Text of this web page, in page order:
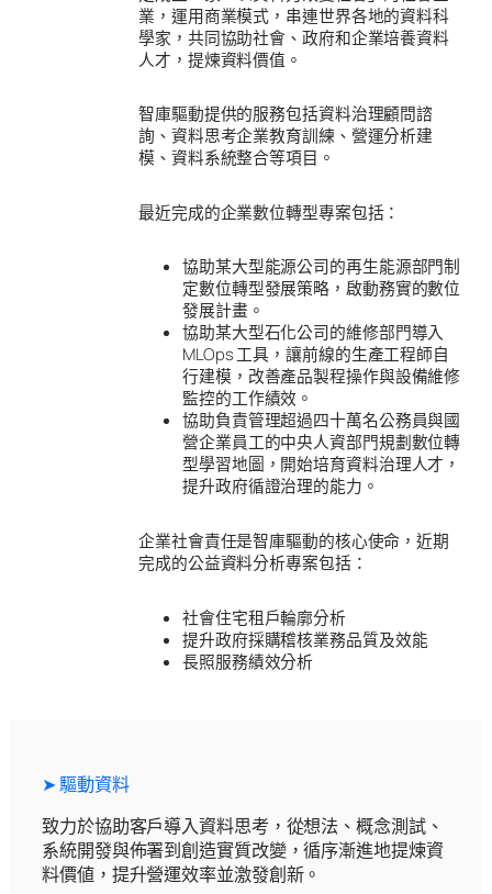
業，運用商業模式，串連世界各地的資料科
學家，共同協助社會、政府和企業培養資料
人才，提煉資料價值。
智庫驅動提供的服務包括資料治理顧問諮
詢、資料思考企業教育訓練、營運分析建
模、資料系統整合等項目。
最近完成的企業數位轉型專案包括：
協助某大型能源公司的再生能源部門制
定數位轉型發展策略，啟動務實的數位
發展計畫。
協助某大型石化公司的維修部門導入
MLOps 工具，讓前線的生產工程師自
行建模，改善產品製程操作與設備維修
監控的工作績效。
協助負責管理超過四十萬名公務員與國
營企業員工的中央人資部門規劃數位轉
型學習地圖，開始培育資料治理人才，
提升政府循證治理的能力。
企業社會責任是智庫驅動的核心使命，近期
完成的公益資料分析專案包括：
社會住宅租戶輪廓分析
提升政府採購稽核業務品質及效能
長照服務績效分析
➤ 驅動資料
致力於協助客戶導入資料思考，從想法、概念測試、
系統開發與佈署到創造實質改變，循序漸進地提煉資
料價値，提升營運效率並激發創新。